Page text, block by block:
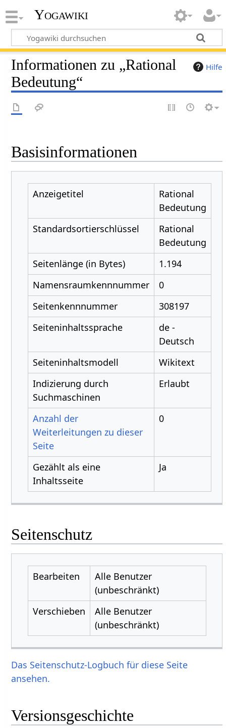
Yogawiki
Hilfe
Informationen zu „Rational
Bedeutung“
Basisinformationen
Anzeigetitel
Rational
Bedeutung
Standardsortierschlüssel
Rational
Bedeutung
Seitenlänge (in Bytes)
1.194
Namensraumkennnummer
0
Seitenkennnummer
308197
Seiteninhaltssprache
de -
Deutsch
Seiteninhaltsmodell
Wikitext
Indizierung durch
Suchmaschinen
Erlaubt
Anzahl der
Weiterleitungen zu dieser
Seite
0
Gezählt als eine
Inhaltsseite
Ja
Seitenschutz
Bearbeiten
Alle Benutzer
(unbeschränkt)
Verschieben
Alle Benutzer
(unbeschränkt)
Das Seitenschutz-Logbuch für diese Seite
ansehen.
Versionsgeschichte